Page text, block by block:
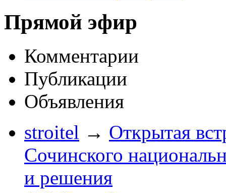
Прямой эфир
Комментарии
Публикации
Объявления
stroitel → Открытая
Сочинского
и решения